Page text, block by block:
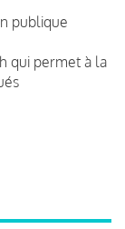
publique
qui permet à la